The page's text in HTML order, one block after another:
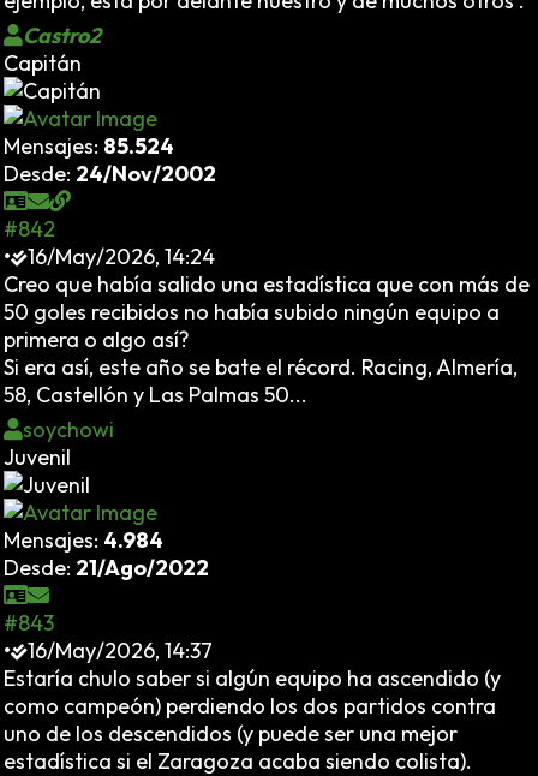
Castro2
Capitán
Mensajes: 85.524
Desde: 24/Nov/2002
#842
•
16/May/2026, 14:24
Creo que había salido una estadística que con más de
50 goles recibidos no había subido ningún equipo a
primera o algo así?
Si era así, este año se bate el récord. Racing, Almería,
58, Castellón y Las Palmas 50...
soychowi
Juvenil
Mensajes: 4.984
Desde: 21/Ago/2022
#843
•
16/May/2026, 14:37
Estaría chulo saber si algún equipo ha ascendido (y
como campeón) perdiendo los dos partidos contra
uno de los descendidos (y puede ser una mejor
estadística si el Zaragoza acaba siendo colista).